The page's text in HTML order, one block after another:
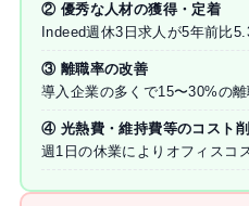
② 優秀な人材の獲得・定着
Indeed週休3日求人が5年前比
③ 離職率の改善
導入企業の多くで15〜30%の
④ 光熱費・維持費等のコスト
週1日の休業によりオフィスコ